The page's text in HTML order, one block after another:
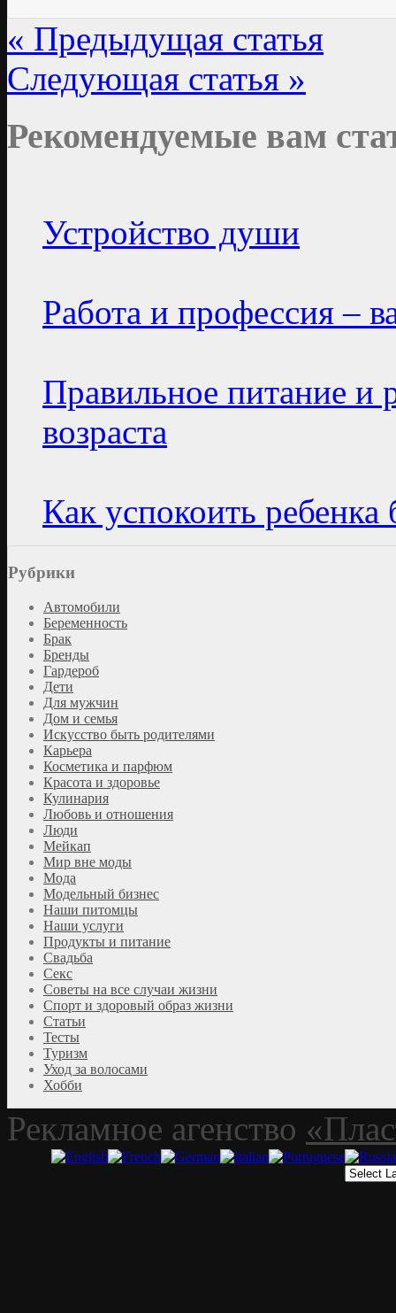
« Предыдущая статья
Следующая статья »
Рекомендуемые вам
Устройство души
Работа и профессия –
Правильное питание и
возраста
Как успокоить ребенка
Рубрики
Автомобили
Беременность
Брак
Бренды
Гардероб
Дети
Для мужчин
Дом и семья
Искусство быть родителями
Карьера
Косметика и парфюм
Красота и здоровье
Кулинария
Любовь и отношения
Люди
Мейкап
Мир вне моды
Мода
Модельный бизнес
Наши питомцы
Наши услуги
Продукты и питание
Свадьба
Секс
Советы на все случаи жизни
Спорт и здоровый образ жизни
Статьи
Тесты
Туризм
Уход за волосами
Хобби
Рекламное агенство